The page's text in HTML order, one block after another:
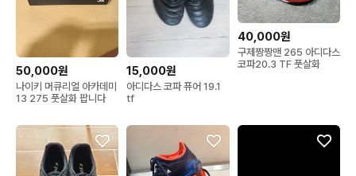
50,000원
나이키 머큐리얼 아카데미
13 275 풋살화 팝니다
15,000원
아디다스 코파 퓨어 19.1
tf
40,000원
구제짱짱맨 265 아디다스
코파20.3 TF 풋살화